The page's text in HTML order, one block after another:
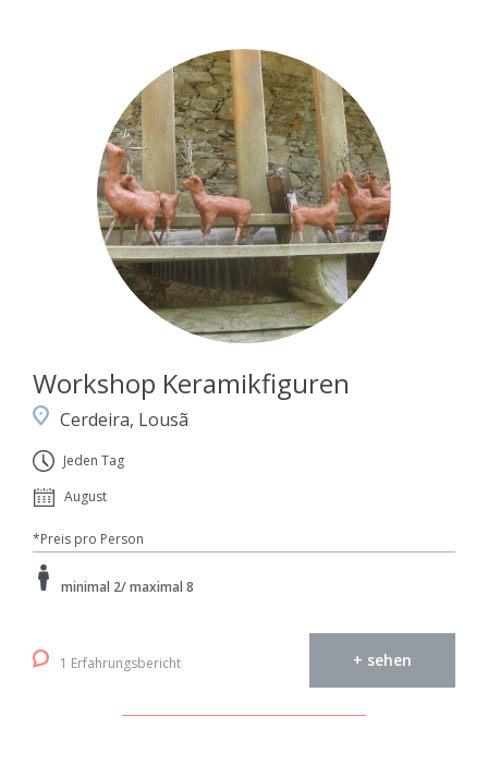
Workshop Keramikfiguren
Cerdeira, Lousã
Jeden Tag
August
*Preis pro Person
minimal 2/ maximal 8
1 Erfahrungsbericht + sehen